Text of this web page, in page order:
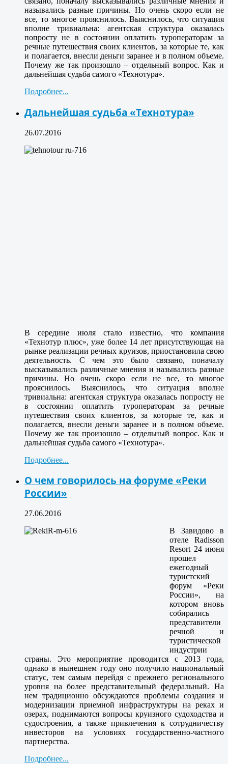
назывались разные причины. Но очень скоро если не
все, то многое прояснилось. Выяснилось, что ситуация
вполне тривиальна: агентская структура оказалась
попросту не в состоянии оплатить туроператорам за
речные путешествия своих клиентов, за которые те, как
и полагается, внесли деньги заранее и в полном объеме.
Почему же так произошло – отдельный вопрос. Как и
дальнейшая судьба самого «Технотура».
Подробнее...
Дальнейшая судьба «Технотура»
26.07.2016
В середине июля стало известно, что компания
«Технотур плюс», уже более 14 лет присутствующая на
рынке реализации речных круизов, приостановила свою
деятельность. С чем это было связано, поначалу
высказывались различные мнения и назывались разные
причины. Но очень скоро если не все, то многое
прояснилось. Выяснилось, что ситуация вполне
тривиальна: агентская структура оказалась попросту не
в состоянии оплатить туроператорам за речные
путешествия своих клиентов, за которые те, как и
полагается, внесли деньги заранее и в полном объеме.
Почему же так произошло – отдельный вопрос. Как и
дальнейшая судьба самого «Технотура».
Подробнее...
О чем говорилось на форуме «Реки
России»
27.06.2016
В Завидово в
отеле Radisson
Resort 24 июня
прошел
ежегодный
туристский
форум «Реки
России», на
котором вновь
собирались
представители
речной и
туристической
индустрии
страны. Это мероприятие проводится с 2013 года,
однако в нынешнем году оно получило национальный
статус, тем самым перейдя с прежнего регионального
уровня на более представительный федеральный. На
нем традиционно обсуждаются проблемы создания и
модернизации приемной инфраструктуры на реках и
озерах, поднимаются вопросы круизного судоходства и
судостроения, а также привлечения к сотрудничеству
инвесторов на условиях государственно-частного
партнерства.
Подробнее...